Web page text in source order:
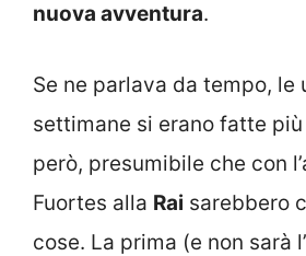
nuova avventura.
Se ne parlava da tempo, le
settimane si erano fatte
però, presumibile che con
Fuortes alla Rai sarebbero
cose. La prima (e non sarà